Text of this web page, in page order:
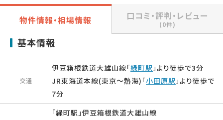
物件情報・相場情報 口コミ・評判・レビュー
(0件)
基本情報
交通
伊豆箱根鉄道大雄山線「緑町駅」より徒歩で3分
JR東海道本線(東京～熱海)「小田原駅」より徒歩で
7分
「緑町駅」伊豆箱根鉄道大雄山線